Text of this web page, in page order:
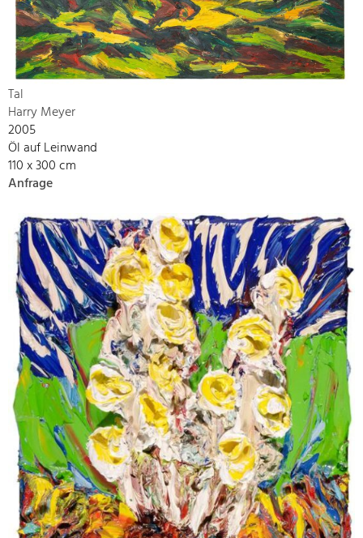
Tal
Harry Meyer
2005
Öl auf Leinwand
110 x 300 cm
Anfrage